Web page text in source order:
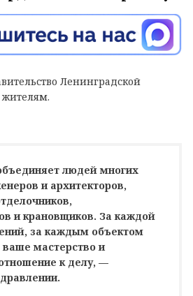
Ленинградской
жителям.
людей многих
и архитекторов,
и крановщиков. За каждой
за каждым объектом
ваше мастерство и
к делу, —